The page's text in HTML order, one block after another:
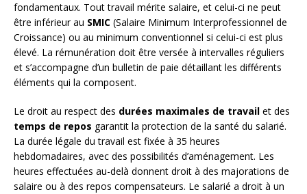
fondamentaux. Tout travail mérite salaire, et celui-ci ne peut
être inférieur au SMIC (Salaire Minimum Interprofessionnel de
Croissance) ou au minimum conventionnel si celui-ci est plus
élevé. La rémunération doit être versée à intervalles réguliers
et s’accompagne d’un bulletin de paie détaillant les différents
éléments qui la composent.
Le droit au respect des durées maximales de travail et des
temps de repos garantit la protection de la santé du salarié.
La durée légale du travail est fixée à 35 heures
hebdomadaires, avec des possibilités d’aménagement. Les
heures effectuées au-delà donnent droit à des majorations de
salaire ou à des repos compensateurs. Le salarié a droit à un